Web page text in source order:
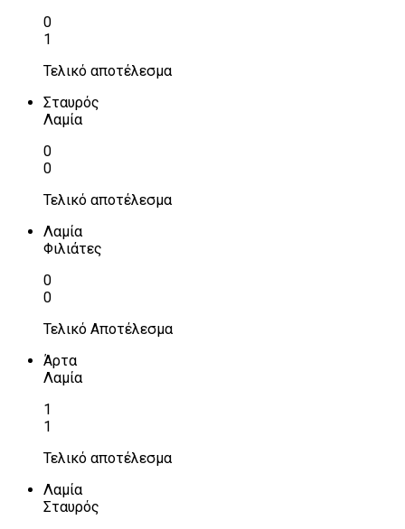
0
1
Τελικό αποτέλεσμα
Σταυρός
Λαμία
0
0
Τελικό αποτέλεσμα
Λαμία
Φιλιάτες
0
0
Τελικό Αποτέλεσμα
Άρτα
Λαμία
1
1
Τελικό αποτέλεσμα
Λαμία
Σταυρός